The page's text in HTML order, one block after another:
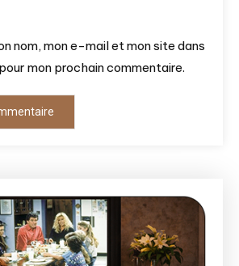
nom, mon e-mail et mon site dans
mon prochain commentaire.